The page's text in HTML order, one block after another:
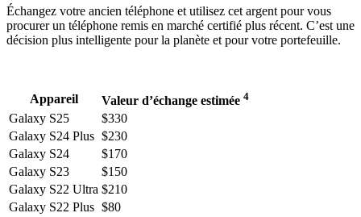
Échangez votre ancien téléphone et utilisez cet argent pour vous
procurer un téléphone remis en marché certifié plus récent. C’est une
décision plus intelligente pour la planète et pour votre portefeuille.
Appareil Valeur d’échange estimée 4
Galaxy S25
$330
Galaxy S24 Plus $230
Galaxy S24
$170
Galaxy S23
$150
Galaxy S22 Ultra $210
Galaxy S22 Plus $80